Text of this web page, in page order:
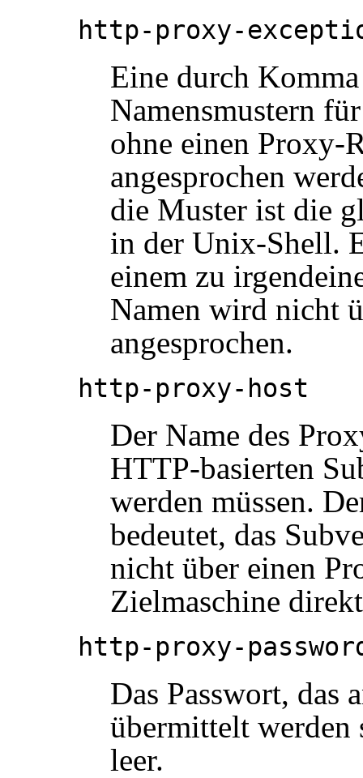
http-proxy-
Eine durch
Namensmustern
ohne einen Proxy-
angesprochen
die Muster ist die
in der Unix-Shell.
einem zu
Namen wird nicht
angesprochen.
http-proxy-host
Der Name des
HTTP-basierten
werden müssen.
bedeutet, das
nicht über einen
Zielmaschine
http-proxy-
Das Passwort, das
übermittelt werden
leer.